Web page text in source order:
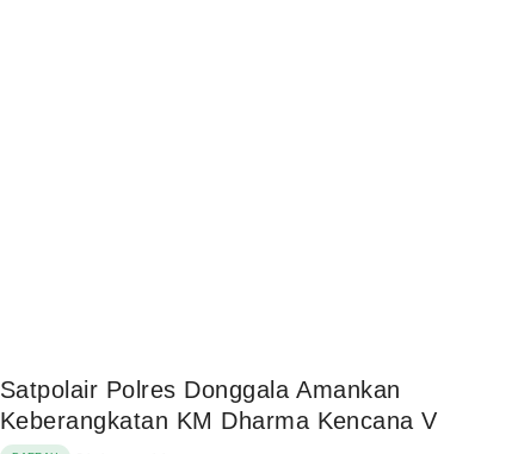
Satpolair Polres Donggala Amankan
Keberangkatan KM Dharma Kencana V